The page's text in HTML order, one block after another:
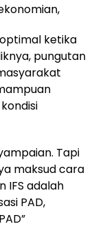
ketika
pungutan
Tapi
maksud cara
IFS adalah
PAD,